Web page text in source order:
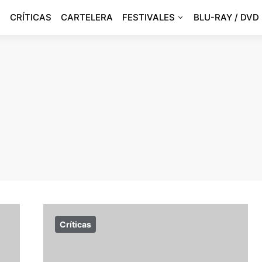
CRÍTICAS CARTELERA FESTIVALES BLU-RAY / DVD
Críticas